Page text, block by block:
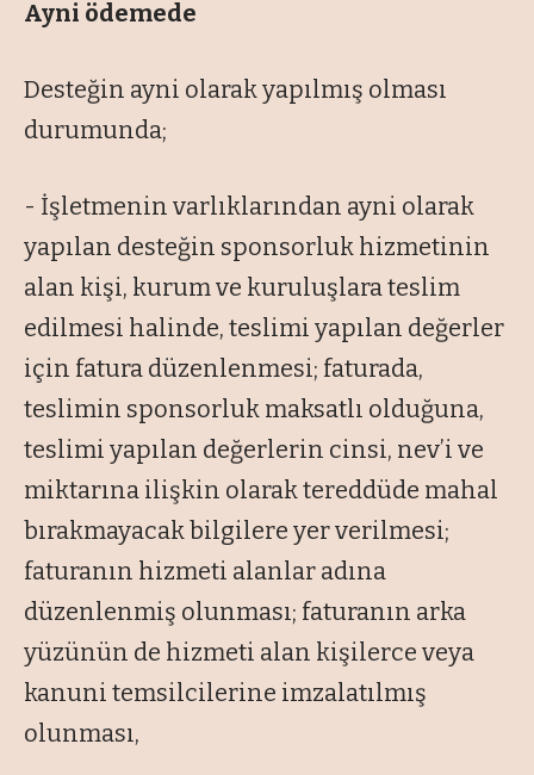
Ayni ödemede
Desteğin ayni olarak yapılmış olması
durumunda;
- İşletmenin varlıklarından ayni olarak
yapılan desteğin sponsorluk hizmetinin
alan kişi, kurum ve kuruluşlara teslim
edilmesi halinde, teslimi yapılan değerler
için fatura düzenlenmesi; faturada,
teslimin sponsorluk maksatlı olduğuna,
teslimi yapılan değerlerin cinsi, nev’i ve
miktarına ilişkin olarak tereddüde mahal
bırakmayacak bilgilere yer verilmesi;
faturanın hizmeti alanlar adına
düzenlenmiş olunması; faturanın arka
yüzünün de hizmeti alan kişilerce veya
kanuni temsilcilerine imzalatılmış
olunması,